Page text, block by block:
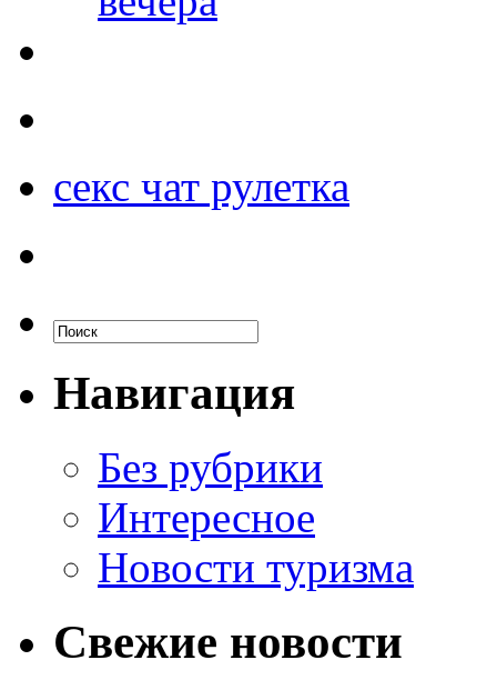
секс чат рулетка
Навигация
Без рубрики
Интересное
Новости туризма
Свежие новости